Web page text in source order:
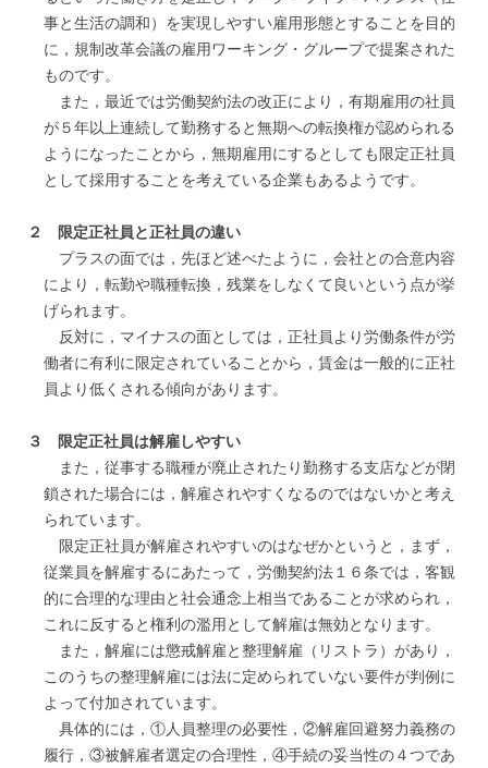
事と生活の調和）を実現しやすい雇用形態とすることを目的
に，規制改革会議の雇用ワーキング・グループで提案された
ものです。
また，最近では労働契約法の改正により，有期雇用の社員
が５年以上連続して勤務すると無期への転換権が認められる
ようになったことから，無期雇用にするとしても限定正社員
として採用することを考えている企業もあるようです。
２ 限定正社員と正社員の違い
プラスの面では，先ほど述べたように，会社との合意内容
により，転勤や職種転換，残業をしなくて良いという点が挙
げられます。
反対に，マイナスの面としては，正社員より労働条件が労
働者に有利に限定されていることから，賃金は一般的に正社
員より低くされる傾向があります。
３ 限定正社員は解雇しやすい
また，従事する職種が廃止されたり勤務する支店などが閉
鎖された場合には，解雇されやすくなるのではないかと考え
られています。
限定正社員が解雇されやすいのはなぜかというと，まず，
従業員を解雇するにあたって，労働契約法１６条では，客観
的に合理的な理由と社会通念上相当であることが求められ，
これに反すると権利の濫用として解雇は無効となります。
また，解雇には懲戒解雇と整理解雇（リストラ）があり，
このうちの整理解雇には法に定められていない要件が判例に
よって付加されています。
具体的には，①人員整理の必要性，②解雇回避努力義務の
履行，③被解雇者選定の合理性，④手続の妥当性の４つであ